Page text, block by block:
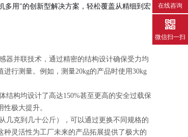
多用"的创新型解决方案，轻松覆盖从精细到宏
器并联技术，通过精密的结构设计确保受力均
行测量。例如，测量20kg的产品时使用30kg
结构均设计了高达150%甚至更高的安全过载保
极大提升。
几克到几十公斤），可以通过更换不同规格的
灵活性为工厂未来的产品拓展提供了极大的
在线咨询
微信扫一扫